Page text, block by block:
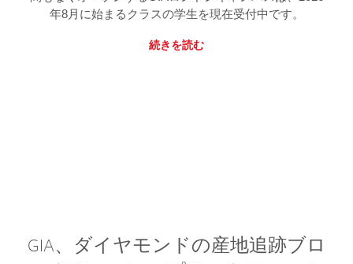
年8月に始まるクラスの学生を現在受付中です。
続きを読む
GIA、ダイヤモンドの産地追跡ブロ